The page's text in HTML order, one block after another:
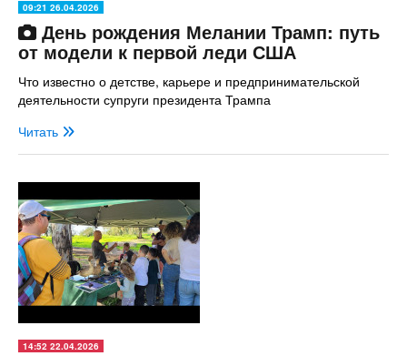
09:21 26.04.2026
День рождения Мелании Трамп: путь
от модели к первой леди США
Что известно о детстве, карьере и предпринимательской
деятельности супруги президента Трампа
Читать
14:52 22.04.2026